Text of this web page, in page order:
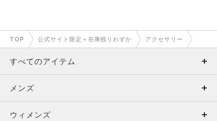
TOP 公式サイト限定＋在庫残りわずか アクセサリー
すべてのアイテム
メンズ
ウィメンズ
メンズ
トップス
ウィメンズ